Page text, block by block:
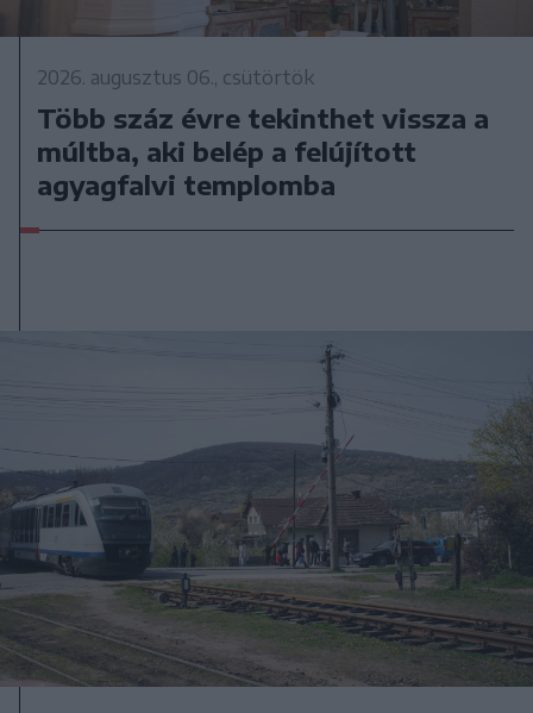
2026. augusztus 06., csütörtök
Több száz évre tekinthet vissza a
múltba, aki belép a felújított
agyagfalvi templomba